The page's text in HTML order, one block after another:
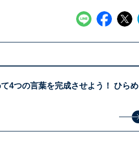
4つの言葉を完成させよう！ ひらめ